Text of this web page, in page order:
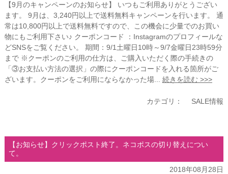
【9月のキャンペーンのお知らせ】 いつもご利用ありがとうござい
ます。 9月は、3,240円以上で送料無料キャンペーンを行います。 通
常は10,800円以上で送料無料ですので、この機会に少量でのお買い
物にもご利用下さい♪ クーポンコード ：Instagramのプロフィールな
どSNSをご覧ください。 期間：9/1土曜日10時～9/7金曜日23時59分
まで ※クーポンのご利用の仕方は、ご購入いただく際の手続きの
「③お支払い方法の選択」の際にクーポンコードを入れる箇所がご
ざいます。クーポンをご利用にならなかった場... 続きを読む >>>
カテゴリ： SALE情報
【お知らせ】クリックポスト終了。ネコポスの切り替えについ
て。
2018年08月28日